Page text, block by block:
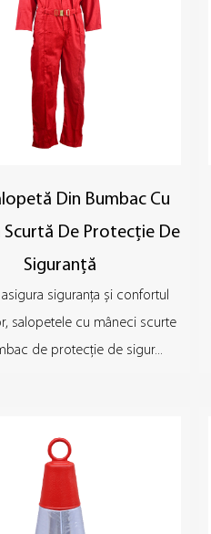
Din Bumbac Cu
Scurtă De Protecție De
Siguranță
asigura siguranța și confortul
salopetele cu mâneci scurte
de protecție de sigur...